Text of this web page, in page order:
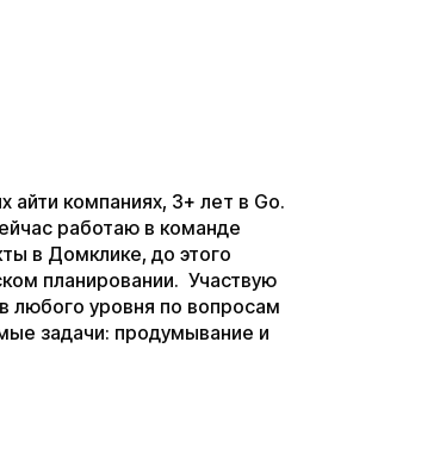
компаниях, 3+ лет в Go.
работаю в команде
в Домклике, до этого
планировании. Участвую
любого уровня по вопросам
задачи: продумывание и